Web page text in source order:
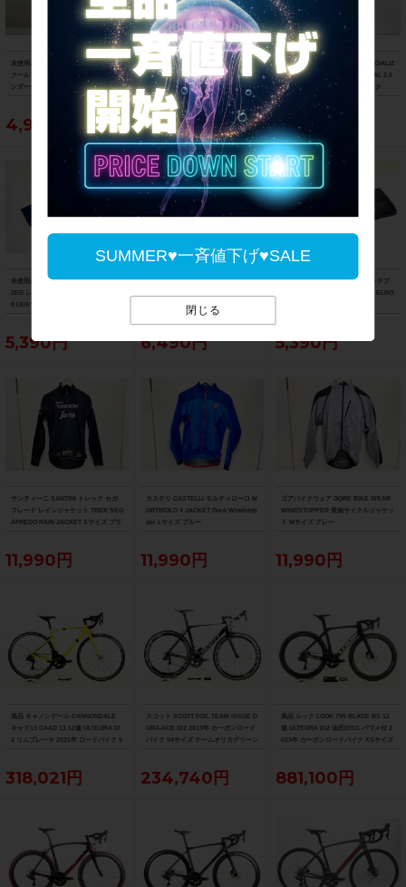
SUMMER♥一斉値下げ♥SALE
閉じる
未使用品 パールイズミ PEARL IZUMI
クールフィットドライ ノースリーブ ア
ンダーウェア XLサイズ ホワイト
4,950円
未使用品 パールイズミ PEARL IZUMI
コールド シェイド ロングスリーブ 長
袖アンダーウェア XLサイズ ブラック
6,490円
未使用品 スペシャライズド SPECIALIZ
ED レッグウォーマー THERMINAL 2.0
LEG WARMERS Lサイズ ブラック
5,390円
未使用品 スペシャライズド SPECIALI
ZED レッグウォーマー THERMINAL 2.
0 LEG WARMERS WMN Women's X
5,390円
未開封品 ドットアウト DOTOUT SKIN
6,490円
ワンハンドレッド 100% テラテックプ
ラス エルボーガード TERATEC+ ELBO
5,390円
サンティーニ SANTINI トレック セガ
フレード レインジャケット TREK SEG
AFREDO RAIN JACKET Sサイズ ブラ
11,990円
カステリ CASTELLI モルティローロ M
ORTIROLO 4 JACKET Gore Windstop
per Lサイズ ブルー
11,990円
ゴアバイクウェア GORE BIKE WEAR
WINDSTOPPER 長袖サイクルジャケッ
ト Mサイズ グレー
11,990円
美品 キャノンデール CANNONDALE
キャド13 CAAD 13 12速 ULTEGRA Di
2 リムブレーキ 2021年 ロードバイク 5
318,021円
スコット SCOTT FOIL TEAM ISSUE D
URA-ACE Di2 2013年 カーボンロード
バイク 54サイズ チームオリカグリーン
234,740円
美品 ルック LOOK 795 BLADE RS 12
速 ULTEGRA Di2 油圧DISC パワメ付 2
023年 カーボンロードバイク XSサイズ
881,100円